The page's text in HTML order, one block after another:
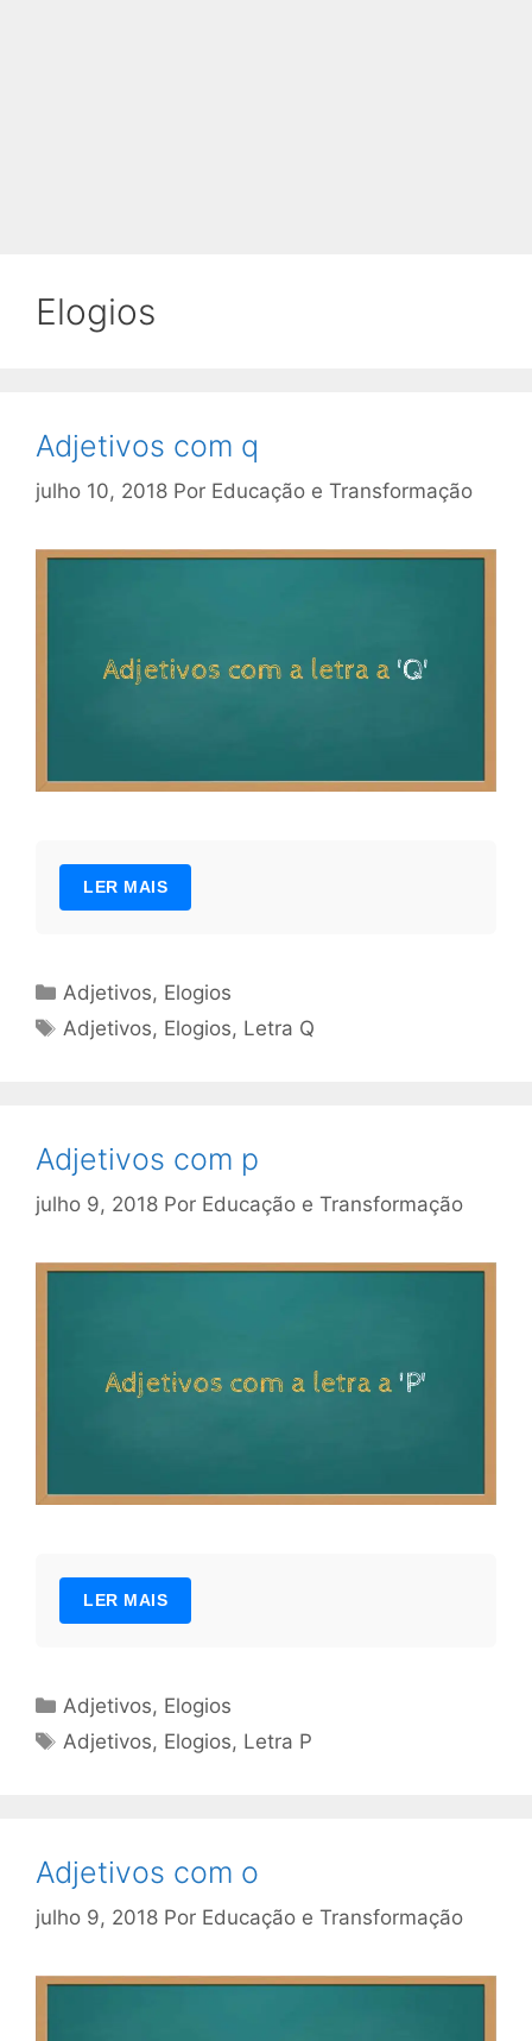
Elogios
Adjetivos com q
julho 10, 2018 Por Educação e Transformação
LER MAIS
Categorias
Adjetivos, Elogios
Tags
Adjetivos, Elogios, Letra Q
Adjetivos com p
julho 9, 2018 Por Educação e Transformação
LER MAIS
Categorias
Adjetivos, Elogios
Tags
Adjetivos, Elogios, Letra P
Adjetivos com o
julho 9, 2018 Por Educação e Transformação